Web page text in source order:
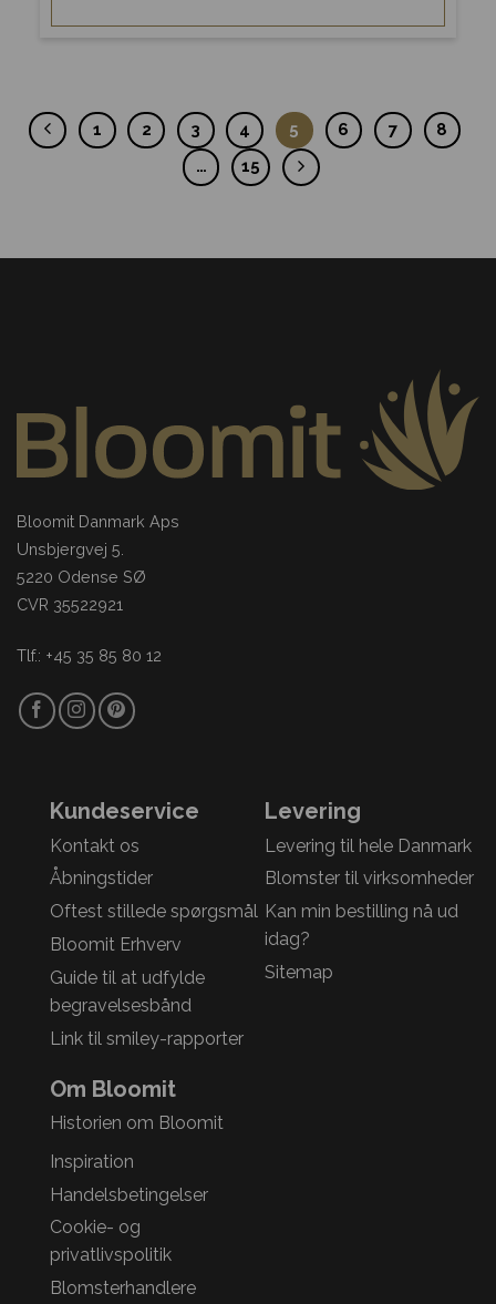
1 2 3 4 5 6 7
8
…
15
Bloomit Danmark Aps
Unsbjergvej 5.
5220 Odense SØ
CVR 35522921
Tlf.: +45 35 85 80 12
Kundeservice
Kontakt os
Åbningstider
Oftest stillede spørgsmål
Bloomit Erhverv
Guide til at udfylde
begravelsesbånd
Link til smiley-rapporter
Levering
Levering til hele Danmark
Blomster til virksomheder
Kan min bestilling nå ud
idag?
Sitemap
Om Bloomit
Historien om Bloomit
Inspiration
Handelsbetingelser
Cookie- og
privatlivspolitik
Blomsterhandlere